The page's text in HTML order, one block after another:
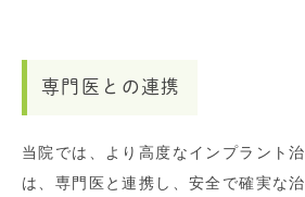
専門医との連携
当院では、より高度なインプラント
は、専門医と連携し、安全で確実な